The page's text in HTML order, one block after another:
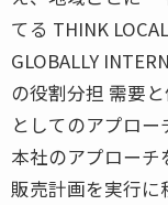
てる THINK
GLOBALLY
の役割分担 需要
としてのアプロー
本社のアプローチ
販売計画を実行